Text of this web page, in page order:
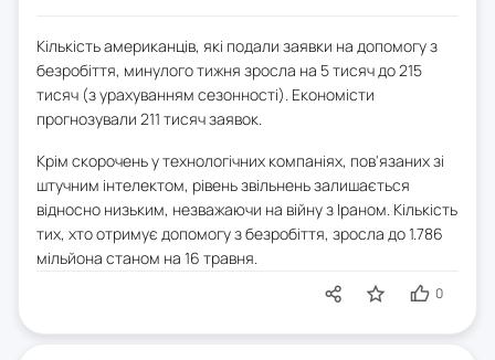
Кількість американців, які подали заявки на допомогу з
безробіття, минулого тижня зросла на 5 тисяч до 215
тисяч (з урахуванням сезонності). Економісти
прогнозували 211 тисяч заявок.
Крім скорочень у технологічних компаніях, пов'язаних зі
штучним інтелектом, рівень звільнень залишається
відносно низьким, незважаючи на війну з Іраном. Кількість
тих, хто отримує допомогу з безробіття, зросла до 1.786
мільйона станом на 16 травня.
0